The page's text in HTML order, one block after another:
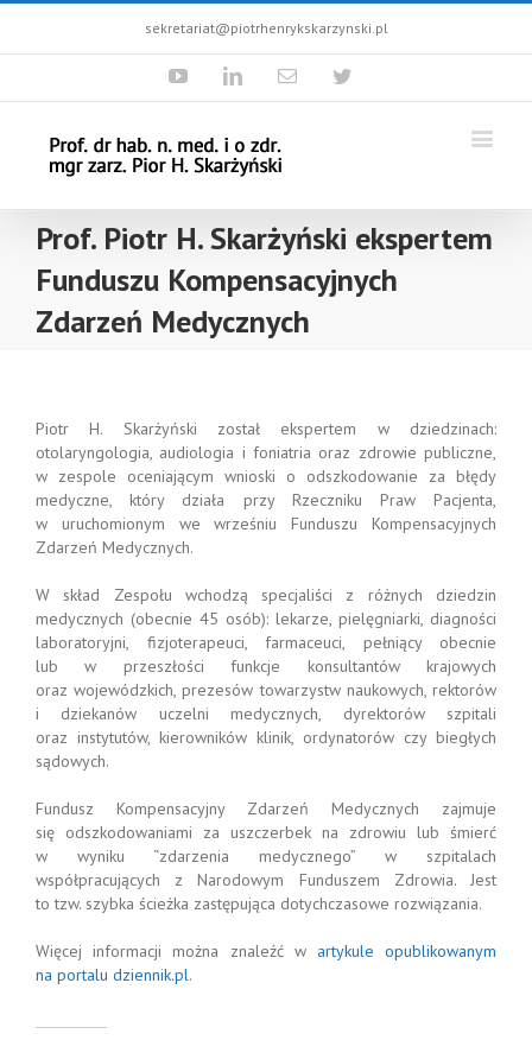
sekretariat@piotrhenrykskarzynski.pl
YoutubeLinkedinEmail Twitter
Prof. Piotr H. Skarżyński ekspertem
Funduszu Kompensacyjnych
Zdarzeń Medycznych
Piotr H. Skarżyński został ekspertem w dziedzinach:
otolaryngologia, audiologia i foniatria oraz zdrowie publiczne,
w zespole oceniającym wnioski o odszkodowanie za błędy
medyczne, który działa przy Rzeczniku Praw Pacjenta,
w uruchomionym we wrześniu Funduszu Kompensacyjnych
Zdarzeń Medycznych.
W skład Zespołu wchodzą specjaliści z różnych dziedzin
medycznych (obecnie 45 osób): lekarze, pielęgniarki, diagności
laboratoryjni, fizjoterapeuci, farmaceuci, pełniący obecnie
lub w przeszłości funkcje konsultantów krajowych
oraz wojewódzkich, prezesów towarzystw naukowych, rektorów
i dziekanów uczelni medycznych, dyrektorów szpitali
oraz instytutów, kierowników klinik, ordynatorów czy biegłych
sądowych.
Fundusz Kompensacyjny Zdarzeń Medycznych zajmuje
się odszkodowaniami za uszczerbek na zdrowiu lub śmierć
w wyniku “zdarzenia medycznego” w szpitalach
współpracujących z Narodowym Funduszem Zdrowia. Jest
to tzw. szybka ścieżka zastępująca dotychczasowe rozwiązania.
Więcej informacji można znaleźć w artykule opublikowanym
na portalu dziennik.pl.